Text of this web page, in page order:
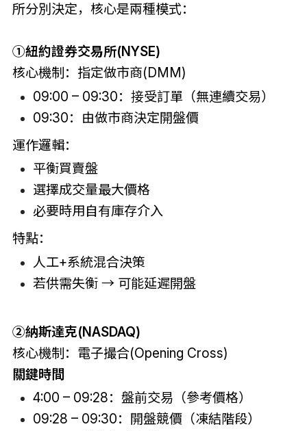
所分別決定，核心是兩種模式：
①紐約證券交易所(NYSE)
核心機制：指定做市商(DMM)
09:00 – 09:30：接受訂單（無連續交易）
09:30：由做市商決定開盤價
運作邏輯：
平衡買賣盤
選擇成交量最大價格
必要時用自有庫存介入
特點：
人工+系統混合決策
若供需失衡 → 可能延遲開盤
②納斯達克(NASDAQ)
核心機制：電子撮合(Opening Cross)
關鍵時間
4:00 – 09:28：盤前交易（參考價格）
09:28 – 09:30：開盤競價（凍結階段）